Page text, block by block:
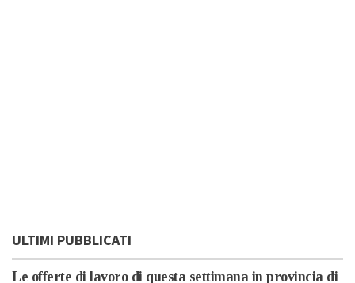
ULTIMI PUBBLICATI
Le offerte di lavoro di questa settimana in provincia di